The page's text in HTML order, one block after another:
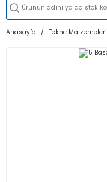
Anasayfa Tekne Malzemeleri